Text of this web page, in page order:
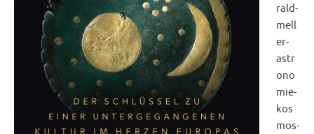
rald-
mell
er-
astr
ono
mie-
kos
mos-